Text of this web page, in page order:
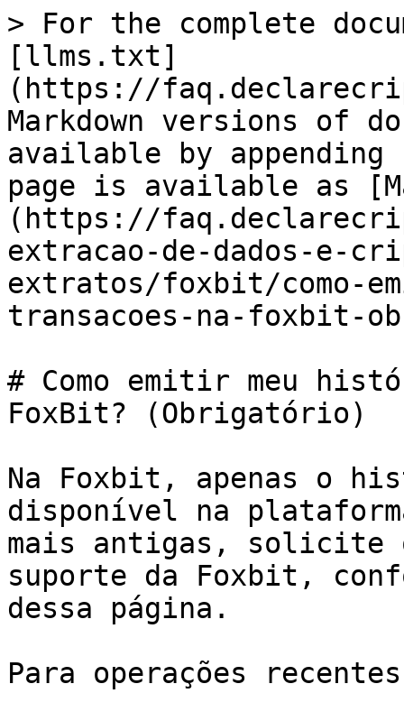
> For the complete
[llms.txt]
(https://
Markdown versions of
available by
page is available as
(https://
extracao-de-dados-e-
extratos/foxbit/como-
transacoes-na-foxbit-
# Como emitir meu
FoxBit? (Obrigatório)
Na Foxbit, apenas o
disponível na
mais antigas, solicite
suporte da Foxbit,
dessa página.
Para operações